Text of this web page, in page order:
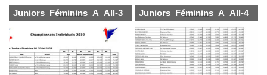
Juniors_Féminins_A_All-3 Juniors_Féminins_A_All-4